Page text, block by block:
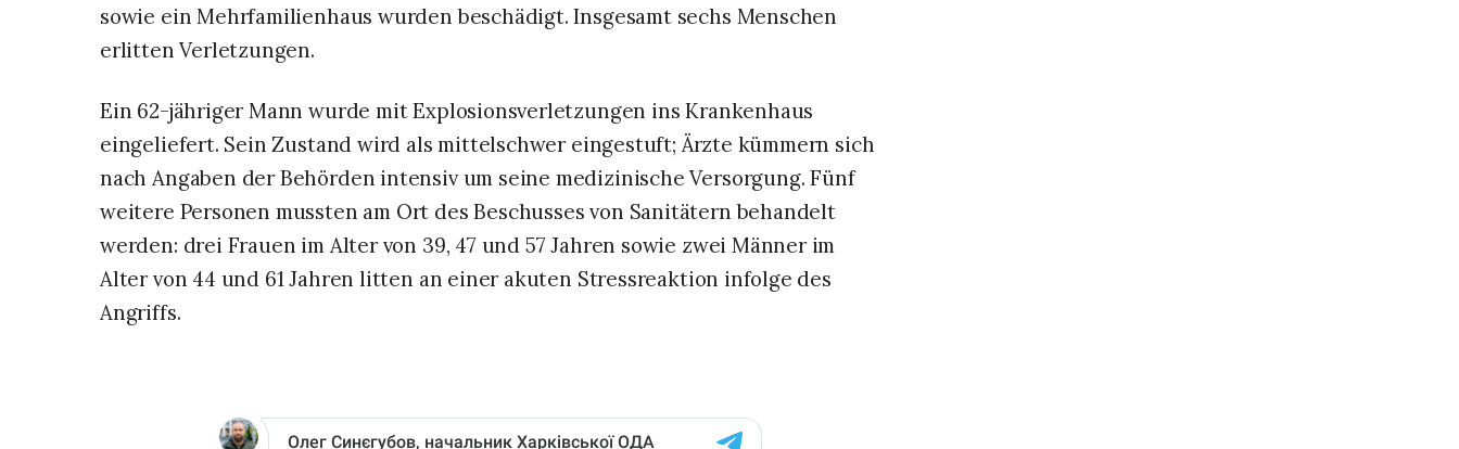
sowie ein Mehrfamilienhaus wurden beschädigt. Insgesamt sechs Menschen
erlitten Verletzungen.
Ein 62-jähriger Mann wurde mit Explosionsverletzungen ins Krankenhaus
eingeliefert. Sein Zustand wird als mittelschwer eingestuft; Ärzte kümmern sich
nach Angaben der Behörden intensiv um seine medizinische Versorgung. Fünf
weitere Personen mussten am Ort des Beschusses von Sanitätern behandelt
werden: drei Frauen im Alter von 39, 47 und 57 Jahren sowie zwei Männer im
Alter von 44 und 61 Jahren litten an einer akuten Stressreaktion infolge des
Angriffs.